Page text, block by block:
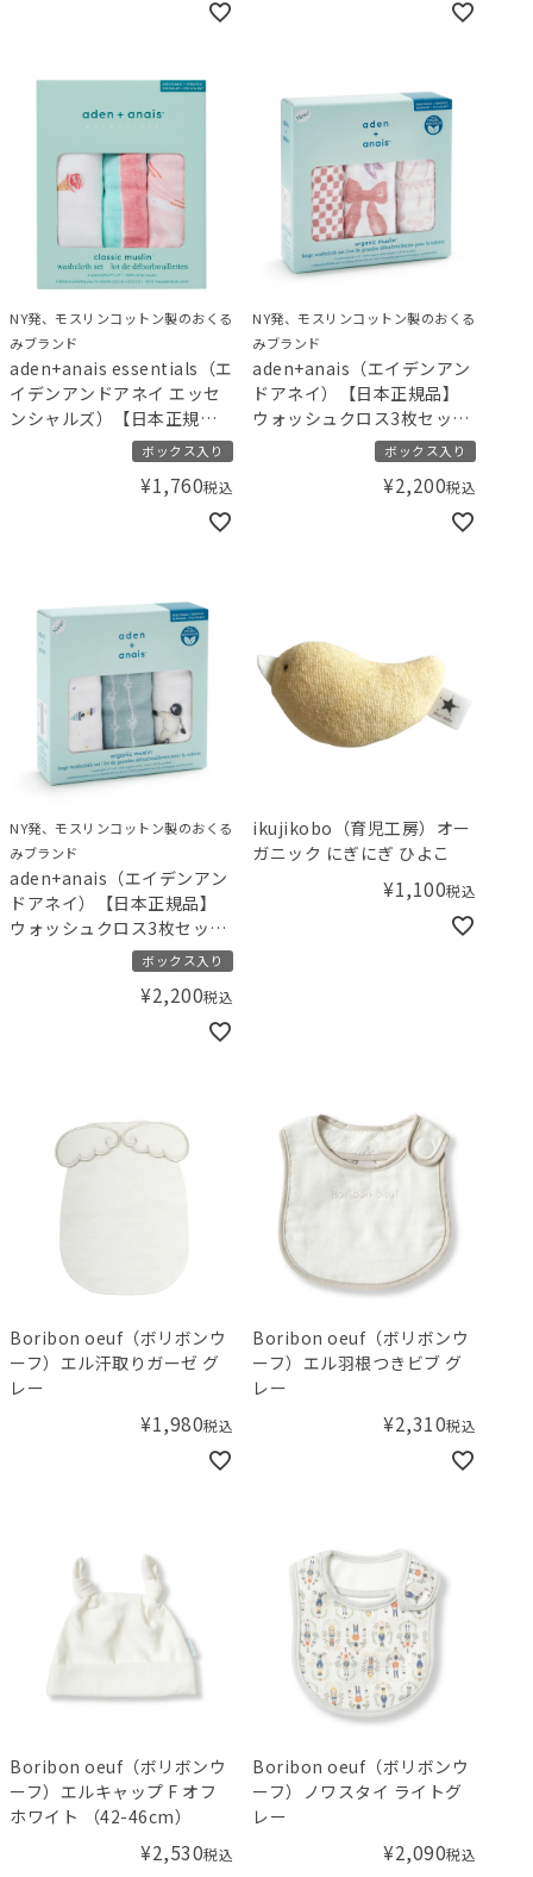
NY発、モスリンコットン製のおくる
みブランド
aden+anais essentials（エ
イデンアンドアネイ エッセ
ンシャルズ）【日本正規
品】ウォッシュクロス3枚セ
ット アイスクリーム
ボックス入り
¥1,760税込
NY発、モスリンコットン製のおくる
みブランド
aden+anais（エイデンアン
ドアネイ）【日本正規品】
ウォッシュクロス3枚セット
リボン オーガニックボックス入り
¥2,200税込
NY発、モスリンコットン製のおくる
みブランド
aden+anais（エイデンアン
ドアネイ）【日本正規品】
ウォッシュクロス3枚セット
スペース オーガニック
ボックス入り
¥2,200税込
ikujikobo（育児工房）オー
ガニック にぎにぎ ひよこ
¥1,100税込
Boribon oeuf（ボリボンウ
ーフ）エル汗取りガーゼ グ
レー
¥1,980税込
Boribon oeuf（ボリボンウ
ーフ）エル羽根つきビブ グ
レー
¥2,310税込
Boribon oeuf（ボリボンウ
ーフ）エルキャップ F オフ
ホワイト （42-46cm）
¥2,530税込
Boribon oeuf（ボリボンウ
ーフ）ノワスタイ ライトグ
レー
¥2,090税込